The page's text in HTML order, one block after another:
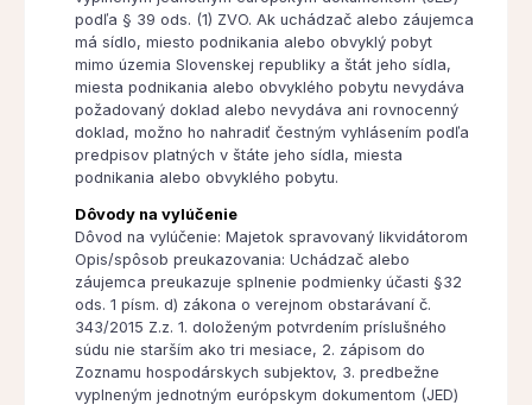
podľa § 39 ods. (1) ZVO. Ak uchádzač alebo záujemca
má sídlo, miesto podnikania alebo obvyklý pobyt
mimo územia Slovenskej republiky a štát jeho sídla,
miesta podnikania alebo obvyklého pobytu nevydáva
požadovaný doklad alebo nevydáva ani rovnocenný
doklad, možno ho nahradiť čestným vyhlásením podľa
predpisov platných v štáte jeho sídla, miesta
podnikania alebo obvyklého pobytu.
Dôvody na vylúčenie
Dôvod na vylúčenie: Majetok spravovaný likvidátorom
Opis/spôsob preukazovania: Uchádzač alebo
záujemca preukazuje splnenie podmienky účasti §32
ods. 1 písm. d) zákona o verejnom obstarávaní č.
343/2015 Z.z. 1. doloženým potvrdením príslušného
súdu nie starším ako tri mesiace, 2. zápisom do
Zoznamu hospodárskych subjektov, 3. predbežne
vyplneným jednotným európskym dokumentom (JED)